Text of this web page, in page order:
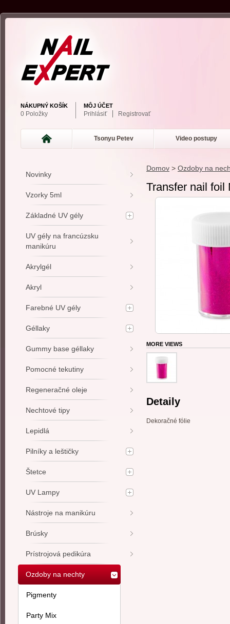
NÁKUPNÝ KOŠÍK
0 Položky
MÔJ ÚČET
Prihlásiť Registrovať
Tsonyu Petev Video postupy
Domov > Ozdoby na
Transfer nail foil
MORE VIEWS
Detaily
Dekoračné fólie
Novinky
Vzorky 5ml
Základné UV gély
UV gély na francúzsku
manikúru
Akrylgél
Akryl
Farebné UV gély
Géllaky
Gummy base géllaky
Pomocné tekutiny
Regeneračné oleje
Nechtové tipy
Lepidlá
Pilníky a leštičky
Štetce
UV Lampy
Nástroje na manikúru
Brúsky
Prístrojová pedikúra
Ozdoby na nechty
Pigmenty
Party Mix